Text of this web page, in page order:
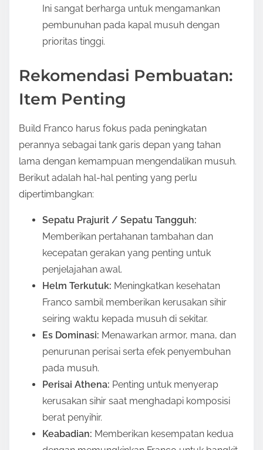
Ini sangat berharga untuk mengamankan
pembunuhan pada kapal musuh dengan
prioritas tinggi.
Rekomendasi Pembuatan:
Item Penting
Build Franco harus fokus pada peningkatan
perannya sebagai tank garis depan yang tahan
lama dengan kemampuan mengendalikan musuh.
Berikut adalah hal-hal penting yang perlu
dipertimbangkan:
Sepatu Prajurit / Sepatu Tangguh:
Memberikan pertahanan tambahan dan
kecepatan gerakan yang penting untuk
penjelajahan awal.
Helm Terkutuk: Meningkatkan kesehatan
Franco sambil memberikan kerusakan sihir
seiring waktu kepada musuh di sekitar.
Es Dominasi: Menawarkan armor, mana, dan
penurunan perisai serta efek penyembuhan
pada musuh.
Perisai Athena: Penting untuk menyerap
kerusakan sihir saat menghadapi komposisi
berat penyihir.
Keabadian: Memberikan kesempatan kedua